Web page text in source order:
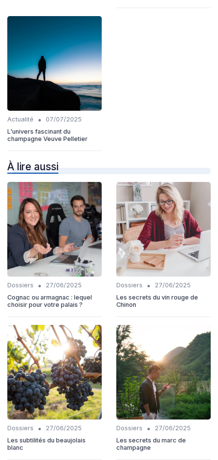
Actualité •
07/07/2025
L'univers fascinant du
champagne Veuve Pelletier
À lire aussi
Dossiers •
27/06/2025
Cognac ou armagnac : lequel
choisir pour votre palais ?
Dossiers •
27/06/2025
Les secrets du vin rouge de
Chinon
Dossiers •
27/06/2025
Les subtilités du beaujolais
blanc
Dossiers •
27/06/2025
Les secrets du marc de
champagne